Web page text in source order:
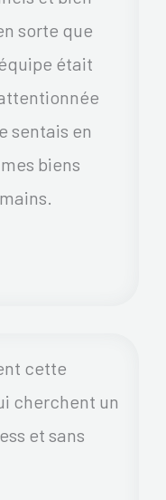
sorte que
était
sentais en
biens
cette
cherchent un
et sans